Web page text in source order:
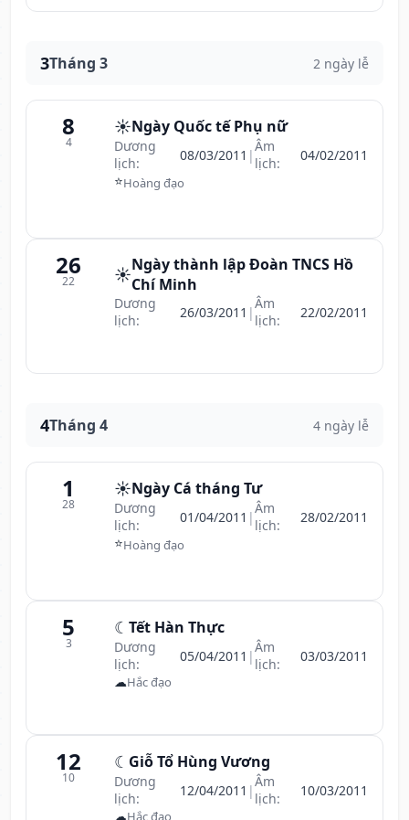
3Tháng 3 2 ngày lễ
8
4
☀️Ngày Quốc tế Phụ nữ
Dương
lịch:
08/03/2011 |Âm
lịch:
04/02/2011
⭐Hoàng đạo
26
22 ☀️Ngày thành lập Đoàn TNCS Hồ
Chí Minh
Dương
lịch:
26/03/2011 |Âm
lịch:
22/02/2011
4Tháng 4 4 ngày lễ
1
28
☀️Ngày Cá tháng Tư
Dương
lịch:
01/04/2011 |Âm
lịch:
28/02/2011
⭐Hoàng đạo
5
3
☾ Tết Hàn Thực
Dương
lịch:
05/04/2011 |Âm
lịch:
03/03/2011
☁Hắc đạo
12
10
☾ Giỗ Tổ Hùng Vương
Dương
lịch:
12/04/2011 |Âm
lịch:
10/03/2011
☁Hắc đạo